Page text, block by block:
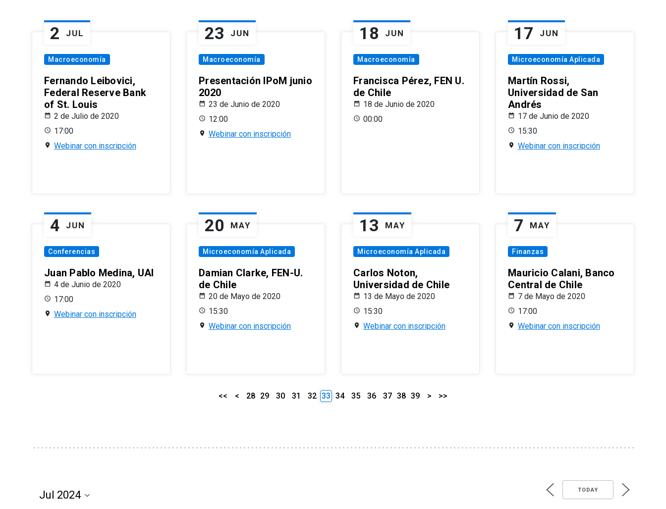
2 JUL
Macroeconomía
Fernando Leibovici,
Federal Reserve Bank
of St. Louis
2 de Julio de 2020
17:00
Webinar con inscripción
23 JUN
Macroeconomía
Presentación IPoM junio
2020
23 de Junio de 2020
12:00
Webinar con inscripción
18 JUN
Macroeconomía
Francisca Pérez, FEN U.
de Chile
18 de Junio de 2020
00:00
17 JUN
Microeconomía Aplicada
Martín Rossi,
Universidad de San
Andrés
17 de Junio de 2020
15:30
Webinar con inscripción
4 JUN
Conferencias
Juan Pablo Medina, UAI
4 de Junio de 2020
17:00
Webinar con inscripción
20 MAY
Microeconomía Aplicada
Damian Clarke, FEN-U.
de Chile
20 de Mayo de 2020
15:30
Webinar con inscripción
13 MAY
Microeconomía Aplicada
Carlos Noton,
Universidad de Chile
13 de Mayo de 2020
15:30
Webinar con inscripción
7 MAY
Finanzas
Mauricio Calani, Banco
Central de Chile
7 de Mayo de 2020
17:00
Webinar con inscripción
<< < 28 29 30 31 32 33 34 35 36 37 38 39 > >>
TODAY